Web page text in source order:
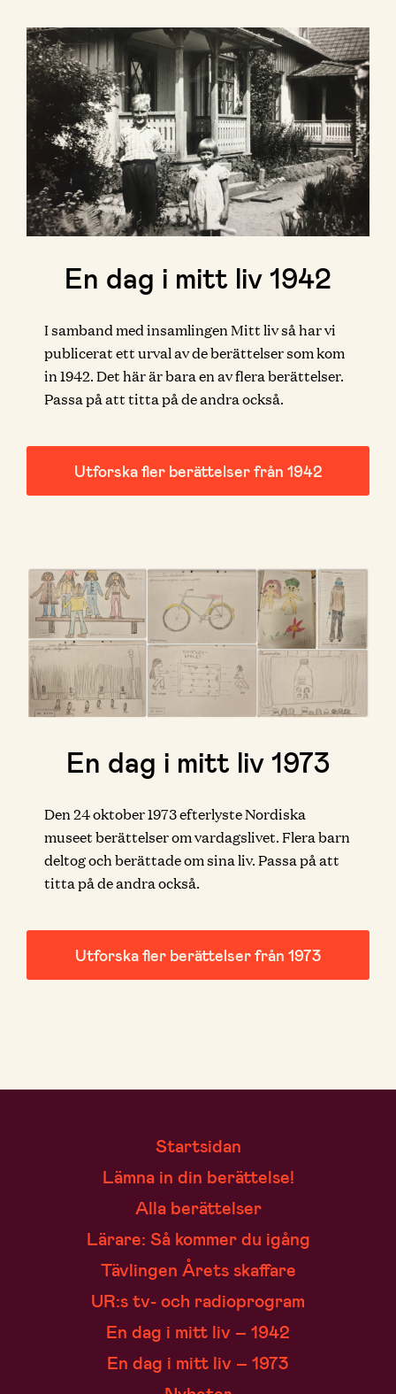
En dag i mitt liv 1942
I samband med insamlingen Mitt liv så har vi
publicerat ett urval av de berättelser som kom
in 1942. Det här är bara en av flera berättelser.
Passa på att titta på de andra också.
Utforska fler berättelser från 1942
En dag i mitt liv 1973
Den 24 oktober 1973 efterlyste Nordiska
museet berättelser om vardagslivet. Flera barn
deltog och berättade om sina liv. Passa på att
titta på de andra också.
Utforska fler berättelser från 1973
Startsidan
Lämna in din berättelse!
Alla berättelser
Lärare: Så kommer du igång
Tävlingen Årets skaffare
UR:s tv- och radioprogram
En dag i mitt liv – 1942
En dag i mitt liv – 1973